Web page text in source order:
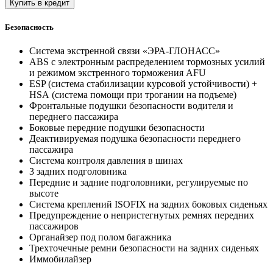
Купить в кредит
Безопасность
Система экстренной связи «ЭРА-ГЛОНАСС»
ABS с электронным распределением тормозных усилий
и режимом экстренного торможения AFU
ESP (система стабилизации курсовой устойчивости) +
HSА (система помощи при трогании на подъеме)
Фронтальные подушки безопасности водителя и
переднего пассажира
Боковые передние подушки безопасности
Деактивируемая подушка безопасности переднего
пассажира
Система контроля давления в шинах
3 задних подголовника
Передние и задние подголовники, регулируемые по
высоте
Система креплений ISOFIX на задних боковых сиденьях
Предупреждение о непристегнутых ремнях передних
пассажиров
Органайзер под полом багажника
Трехточечные ремни безопасности на задних сиденьях
Иммобилайзер